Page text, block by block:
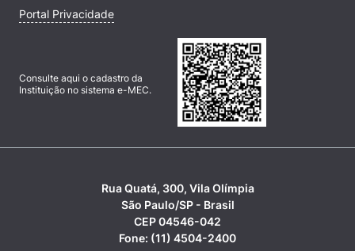
Portal Privacidade
Consulte aqui o cadastro da
Instituição no sistema e-MEC.
Rua Quatá, 300, Vila Olímpia
São Paulo/SP - Brasil
CEP 04546-042
Fone: (11) 4504-2400